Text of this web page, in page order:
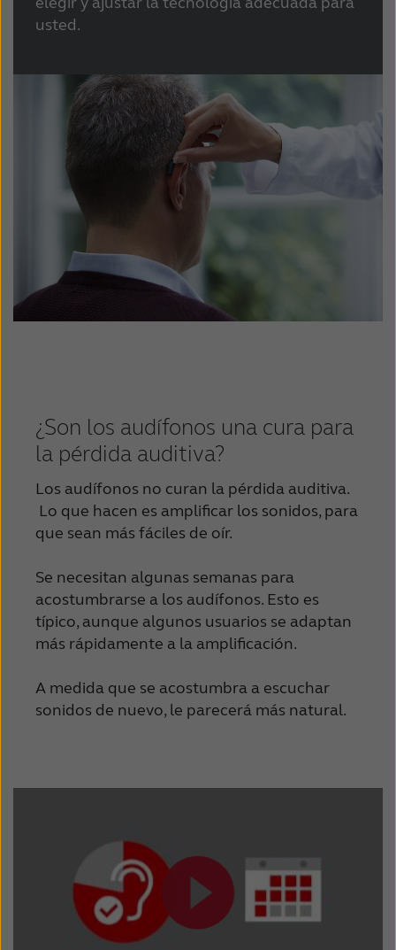
Schweiz
Türkçe United Kingdom
United States Österreich
عربي 日本
usted.
¿Son los audífonos una cura para
la pérdida auditiva?
Los audífonos no curan la pérdida auditiva.
Lo que hacen es amplificar los sonidos, para
que sean más fáciles de oír.
Se necesitan algunas semanas para
acostumbrarse a los audífonos. Esto es
típico, aunque algunos usuarios se adaptan
más rápidamente a la amplificación.
A medida que se acostumbra a escuchar
sonidos de nuevo, le parecerá más natural.